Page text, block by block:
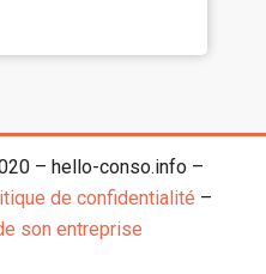
– hello-conso.info –
de confidentialité –
son entreprise